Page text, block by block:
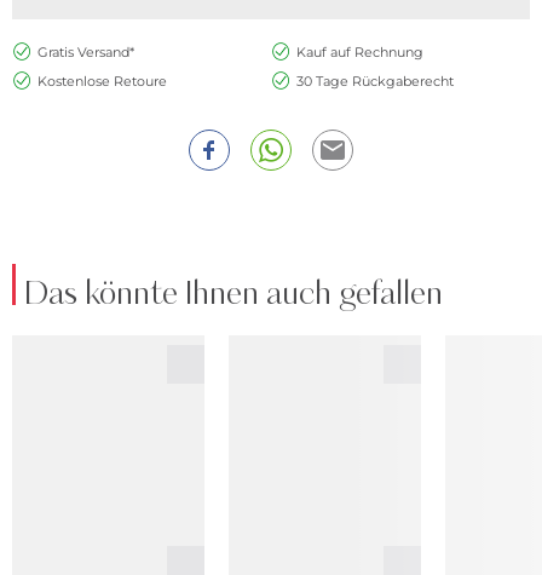
Gratis Versand*
Kauf auf Rechnung
Kostenlose Retoure
30 Tage Rückgaberecht
Das könnte Ihnen auch gefallen